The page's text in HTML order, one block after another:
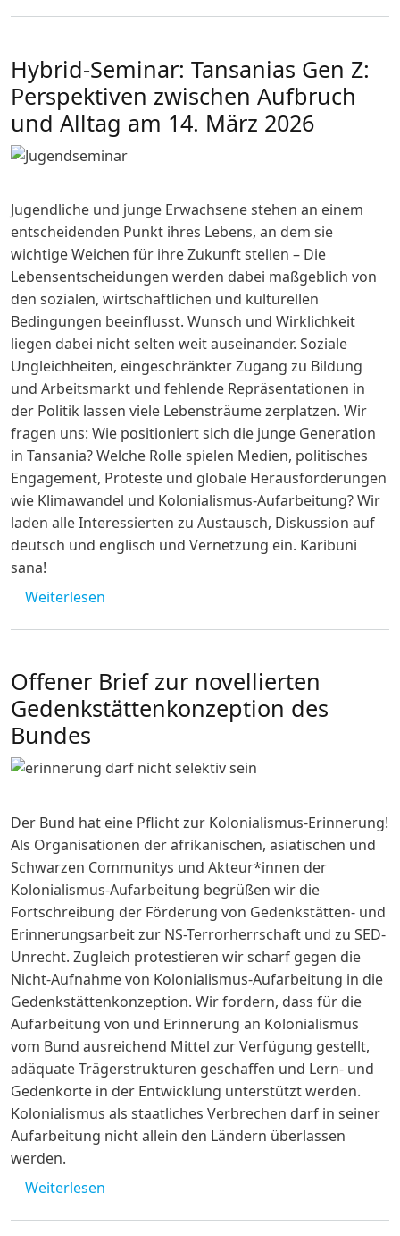
Hybrid-Seminar: Tansanias Gen Z:
Perspektiven zwischen Aufbruch
und Alltag am 14. März 2026
Jugendliche und junge Erwachsene stehen an einem
entscheidenden Punkt ihres Lebens, an dem sie
wichtige Weichen für ihre Zukunft stellen – Die
Lebensentscheidungen werden dabei maßgeblich von
den sozialen, wirtschaftlichen und kulturellen
Bedingungen beeinflusst. Wunsch und Wirklichkeit
liegen dabei nicht selten weit auseinander. Soziale
Ungleichheiten, eingeschränkter Zugang zu Bildung
und Arbeitsmarkt und fehlende Repräsentationen in
der Politik lassen viele Lebensträume zerplatzen. Wir
fragen uns: Wie positioniert sich die junge Generation
in Tansania? Welche Rolle spielen Medien, politisches
Engagement, Proteste und globale Herausforderungen
wie Klimawandel und Kolonialismus-Aufarbeitung? Wir
laden alle Interessierten zu Austausch, Diskussion auf
deutsch und englisch und Vernetzung ein. Karibuni
sana!
Weiterlesen
Offener Brief zur novellierten
Gedenkstättenkonzeption des
Bundes
Image
Der Bund hat eine Pflicht zur Kolonialismus-Erinnerung!
Als Organisationen der afrikanischen, asiatischen und
Schwarzen Communitys und Akteur*innen der
Kolonialismus-Aufarbeitung begrüßen wir die
Fortschreibung der Förderung von Gedenkstätten- und
Erinnerungsarbeit zur NS-Terrorherrschaft und zu SED-
Unrecht. Zugleich protestieren wir scharf gegen die
Nicht-Aufnahme von Kolonialismus-Aufarbeitung in die
Gedenkstättenkonzeption. Wir fordern, dass für die
Aufarbeitung von und Erinnerung an Kolonialismus
vom Bund ausreichend Mittel zur Verfügung gestellt,
adäquate Trägerstrukturen geschaffen und Lern- und
Gedenkorte in der Entwicklung unterstützt werden.
Kolonialismus als staatliches Verbrechen darf in seiner
Aufarbeitung nicht allein den Ländern überlassen
werden.
Weiterlesen